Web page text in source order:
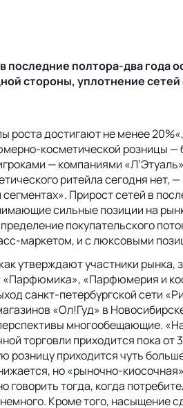
полтора-два года
стороны, уплотнение
достигают не менее
косметической розницы —
— компаниями
ритейла сегодня нет,
Прирост сетей в
сильные позиции на
покупательского
маркетом, и с люксовыми
утверждают участники
«Парфюмерия и
санкт-петербургской сети
«Ол!Гуд» в
многообещающие.
торговли приходится пока
приходится чуть
но «рыночно-
тогда, когда
Кроме того, насыщение